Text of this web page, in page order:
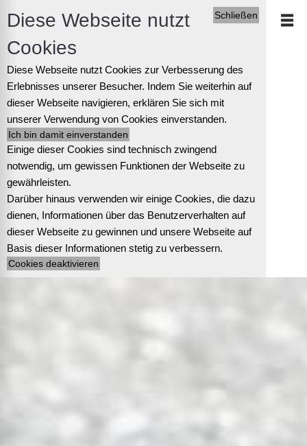
Schließen
Diese Webseite nutzt
Cookies
Diese Webseite nutzt Cookies zur Verbesserung des
Erlebnisses unserer Besucher. Indem Sie weiterhin auf
dieser Webseite navigieren, erklären Sie sich mit
unserer Verwendung von Cookies einverstanden.
Einige dieser Cookies sind technisch zwingend
notwendig, um gewissen Funktionen der Webseite zu
gewährleisten.
Darüber hinaus verwenden wir einige Cookies, die dazu
dienen, Informationen über das Benutzerverhalten auf
dieser Webseite zu gewinnen und unsere Webseite auf
Basis dieser Informationen stetig zu verbessern.